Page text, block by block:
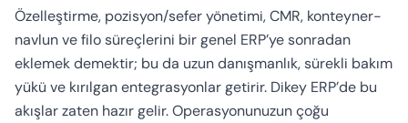
Özelleştirme, pozisyon/sefer yönetimi, CMR, konteyner-
navlun ve filo süreçlerini bir genel ERP’ye sonradan
eklemek demektir; bu da uzun danışmanlık, sürekli bakım
yükü ve kırılgan entegrasyonlar getirir. Dikey ERP’de bu
akışlar zaten hazır gelir. Operasyonunuzun çoğu